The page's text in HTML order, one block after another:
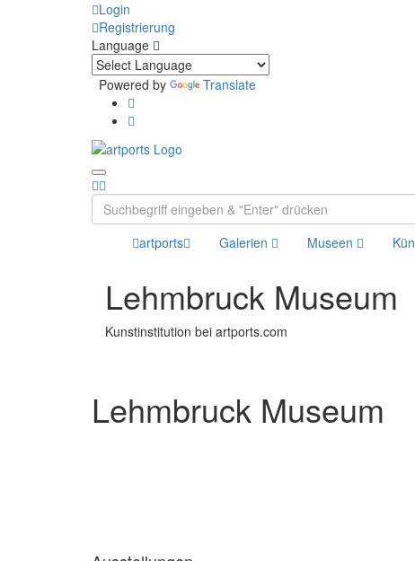
Login
Registrierung
Language
Powered by Translate
artports Galerien Museen
Lehmbruck Museum
Kunstinstitution bei artports.com
Lehmbruck Museum